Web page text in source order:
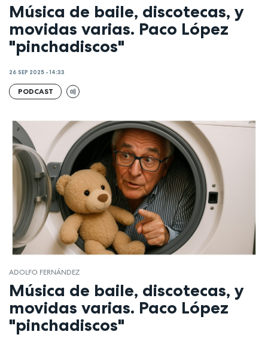
Música de baile, discotecas, y
movidas varias. Paco López
"pinchadiscos"
26 SEP 2025 - 14:33
PODCAST
ADOLFO FERNÁNDEZ
Música de baile, discotecas, y
movidas varias. Paco López
"pinchadiscos"